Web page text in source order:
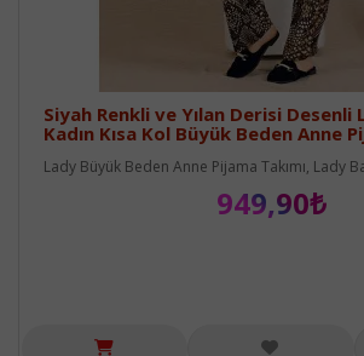
Siyah Renkli ve Yılan Derisi Desenli
Kadın Kısa Kol Büyük Beden Anne
Lady Büyük Beden Anne Pijama Takımı, Lady
949,90₺